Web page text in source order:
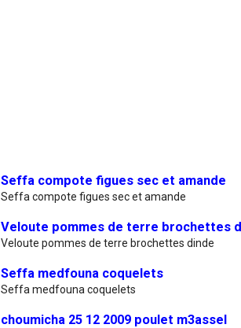
Seffa compote figues sec et amande
Seffa compote figues sec et amande
Veloute pommes de terre brochettes
Veloute pommes de terre brochettes dinde
Seffa medfouna coquelets
Seffa medfouna coquelets
choumicha 25 12 2009 poulet m3assel